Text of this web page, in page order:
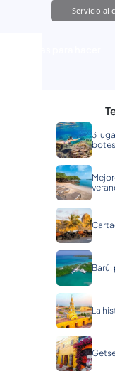
Servicio al
3
La